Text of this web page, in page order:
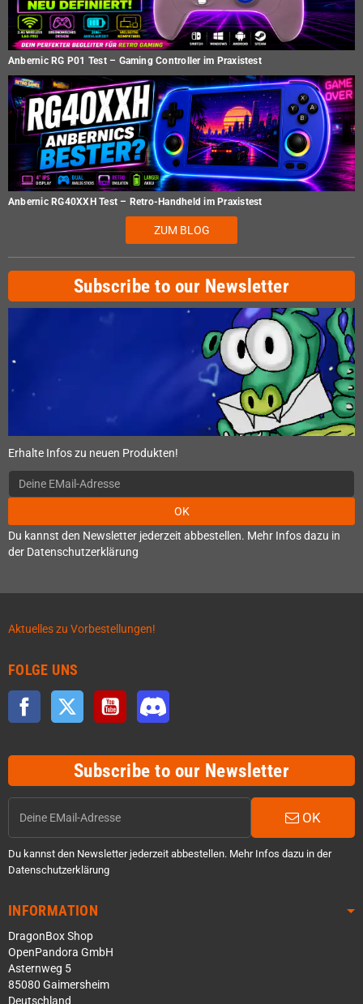
Anbernic RG P01 Test – Gaming Controller im Praxistest
Anbernic RG40XXH Test – Retro-Handheld im Praxistest
ZUM BLOG
Subscribe to our Newsletter
Erhalte Infos zu neuen Produkten!
OK
Du kannst den Newsletter jederzeit abbestellen. Mehr Infos dazu in
der Datenschutzerklärung
Aktuelles zu Vorbestellungen!
FOLGE UNS
Facebook Twitter YouTube
Subscribe to our Newsletter
OK
Du kannst den Newsletter jederzeit abbestellen. Mehr Infos dazu in der
Datenschutzerklärung
INFORMATION
DragonBox Shop
OpenPandora GmbH
Asternweg 5
85080 Gaimersheim